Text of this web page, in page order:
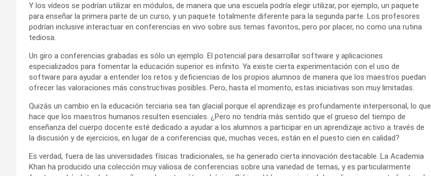
Y los vídeos se podrían utilizar en módulos, de manera que una escuela podría elegir utilizar, por ejemplo, un paquete
para enseñar la primera parte de un curso, y un paquete totalmente diferente para la segunda parte. Los profesores
podrían inclusive interactuar en conferencias en vivo sobre sus temas favoritos, pero por placer, no como una rutina
tediosa.
Un giro a conferencias grabadas es sólo un ejemplo. El potencial para desarrollar software y aplicaciones
especializados para fomentar la educación superior es infinito. Ya existe cierta experimentación con el uso de
software para ayudar a entender los retos y deficiencias de los propios alumnos de manera que los maestros puedan
ofrecer las valoraciones más constructivas posibles. Pero, hasta el momento, estas iniciativas son muy limitadas.
Quizás un cambio en la educación terciaria sea tan glacial porque el aprendizaje es profundamente interpersonal, lo que
hace que los maestros humanos resulten esenciales. ¿Pero no tendría más sentido que el grueso del tiempo de
enseñanza del cuerpo docente esté dedicado a ayudar a los alumnos a participar en un aprendizaje activo a través de
la discusión y de ejercicios, en lugar de a conferencias que, muchas veces, están en el puesto cien en calidad?
Es verdad, fuera de las universidades físicas tradicionales, se ha generado cierta innovación destacable. La Academia
Khan ha producido una colección muy valiosa de conferencias sobre una variedad de temas, y es particularmente